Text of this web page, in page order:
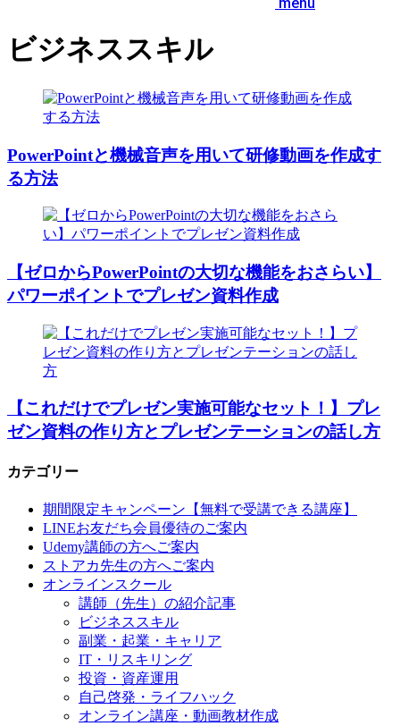
ビジネススキル
PowerPointと機械音声を用いて研修動画を作成す
る方法
【ゼロからPowerPointの大切な機能をおさらい】
パワーポイントでプレゼン資料作成
【これだけでプレゼン実施可能なセット！】プレ
ゼン資料の作り方とプレゼンテーションの話し方
カテゴリー
期間限定キャンペーン【無料で受講できる講座】
LINEお友だち会員優待のご案内
Udemy講師の方へご案内
ストアカ先生の方へご案内
オンラインスクール
講師（先生）の紹介記事
ビジネススキル
副業・起業・キャリア
IT・リスキリング
投資・資産運用
自己啓発・ライフハック
オンライン講座・動画教材作成